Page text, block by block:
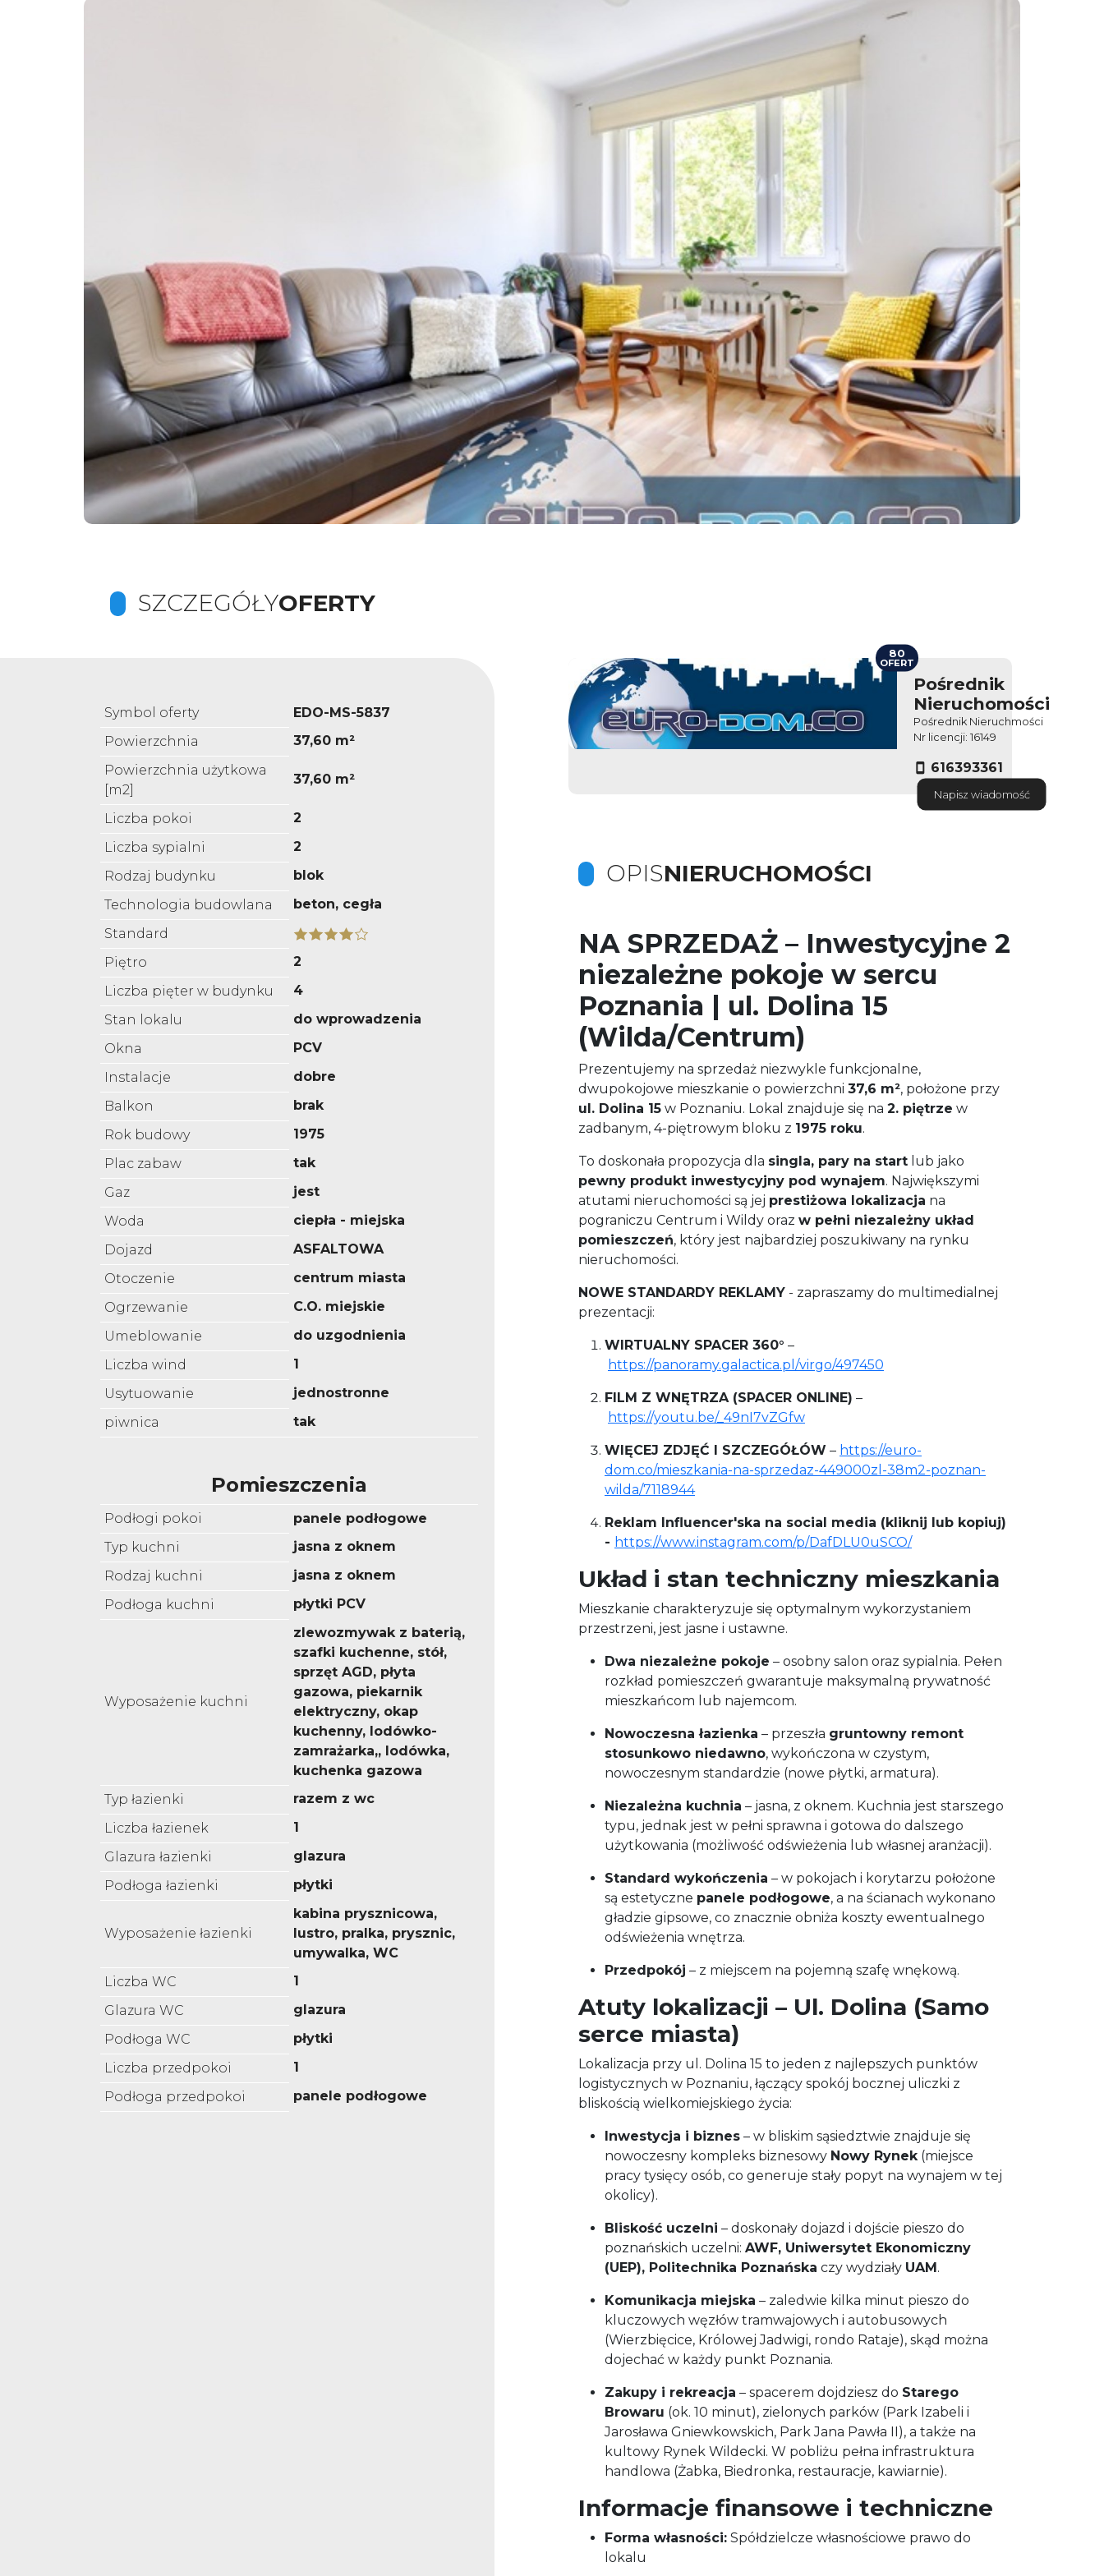
SZCZEGÓŁYOFERTY
Symbol oferty
EDO-MS-5837
Powierzchnia
37,60 m²
Powierzchnia użytkowa
[m2]
37,60 m²
Liczba pokoi
2
Liczba sypialni
2
Rodzaj budynku
blok
Technologia budowlana
beton, cegła
Standard
Piętro
2
Liczba pięter w budynku
4
Stan lokalu
do wprowadzenia
Okna
PCV
Instalacje
dobre
Balkon
brak
Rok budowy
1975
Plac zabaw
tak
Gaz
jest
Woda
ciepła - miejska
Dojazd
ASFALTOWA
Otoczenie
centrum miasta
Ogrzewanie
C.O. miejskie
Umeblowanie
do uzgodnienia
Liczba wind
1
Usytuowanie
jednostronne
piwnica
tak
Pomieszczenia
Podłogi pokoi
panele podłogowe
Typ kuchni
jasna z oknem
Rodzaj kuchni
jasna z oknem
Podłoga kuchni
płytki PCV
Wyposażenie kuchni
zlewozmywak z baterią,
szafki kuchenne, stół,
sprzęt AGD, płyta
gazowa, piekarnik
elektryczny, okap
kuchenny, lodówko-
zamrażarka,, lodówka,
kuchenka gazowa
Typ łazienki
razem z wc
Liczba łazienek
1
Glazura łazienki
glazura
Podłoga łazienki
płytki
Wyposażenie łazienki
kabina prysznicowa,
lustro, pralka, prysznic,
umywalka, WC
Liczba WC
1
Glazura WC
glazura
Podłoga WC
płytki
Liczba przedpokoi
1
Podłoga przedpokoi
panele podłogowe
Pośrednik
Nieruchomości
Pośrednik Nieruchmości
Nr licencji: 16149
616393361
Napisz wiadomość
80
OFERT
OPISNIERUCHOMOŚCI
NA SPRZEDAŻ – Inwestycyjne 2
niezależne pokoje w sercu
Poznania | ul. Dolina 15
(Wilda/Centrum)
Prezentujemy na sprzedaż niezwykle funkcjonalne,
dwupokojowe mieszkanie o powierzchni 37,6 m², położone przy
ul. Dolina 15 w Poznaniu. Lokal znajduje się na 2. piętrze w
zadbanym, 4-piętrowym bloku z 1975 roku.
To doskonała propozycja dla singla, pary na start lub jako
pewny produkt inwestycyjny pod wynajem. Największymi
atutami nieruchomości są jej prestiżowa lokalizacja na
pograniczu Centrum i Wildy oraz w pełni niezależny układ
pomieszczeń, który jest najbardziej poszukiwany na rynku
nieruchomości.
NOWE STANDARDY REKLAMY - zapraszamy do multimedialnej
prezentacji:
WIRTUALNY SPACER 360° –
https://panoramy.galactica.pl/virgo/497450
FILM Z WNĘTRZA (SPACER ONLINE) –
https://youtu.be/_49nI7vZGfw
WIĘCEJ ZDJĘĆ I SZCZEGÓŁÓW – https://euro-
dom.co/mieszkania-na-sprzedaz-449000zl-38m2-poznan-
wilda/7118944
Reklam Influencer'ska na social media (kliknij lub kopiuj)
- https://www.instagram.com/p/DafDLU0uSCO/
Układ i stan techniczny mieszkania
Mieszkanie charakteryzuje się optymalnym wykorzystaniem
przestrzeni, jest jasne i ustawne.
Dwa niezależne pokoje – osobny salon oraz sypialnia. Pełen
rozkład pomieszczeń gwarantuje maksymalną prywatność
mieszkańcom lub najemcom.
Nowoczesna łazienka – przeszła gruntowny remont
stosunkowo niedawno, wykończona w czystym,
nowoczesnym standardzie (nowe płytki, armatura).
Niezależna kuchnia – jasna, z oknem. Kuchnia jest starszego
typu, jednak jest w pełni sprawna i gotowa do dalszego
użytkowania (możliwość odświeżenia lub własnej aranżacji).
Standard wykończenia – w pokojach i korytarzu położone
są estetyczne panele podłogowe, a na ścianach wykonano
gładzie gipsowe, co znacznie obniża koszty ewentualnego
odświeżenia wnętrza.
Przedpokój – z miejscem na pojemną szafę wnękową.
Atuty lokalizacji – Ul. Dolina (Samo
serce miasta)
Lokalizacja przy ul. Dolina 15 to jeden z najlepszych punktów
logistycznych w Poznaniu, łączący spokój bocznej uliczki z
bliskością wielkomiejskiego życia:
Inwestycja i biznes – w bliskim sąsiedztwie znajduje się
nowoczesny kompleks biznesowy Nowy Rynek(miejsce
pracy tysięcy osób, co generuje stały popyt na wynajem w tej
okolicy).
Bliskość uczelni – doskonały dojazd i dojście pieszo do
poznańskich uczelni: AWF, Uniwersytet Ekonomiczny
(UEP), Politechnika Poznańska czy wydziały UAM .
Komunikacja miejska – zaledwie kilka minut pieszo do
kluczowych węzłów tramwajowych i autobusowych
(Wierzbięcice, Królowej Jadwigi, rondo Rataje), skąd można
dojechać w każdy punkt Poznania.
Zakupy i rekreacja – spacerem dojdziesz do Starego
Browaru (ok. 10 minut), zielonych parków (Park Izabeli i
Jarosława Gniewkowskich, Park Jana Pawła II), a także na
kultowy Rynek Wildecki. W pobliżu pełna infrastruktura
handlowa (Żabka, Biedronka, restauracje, kawiarnie).
Informacje finansowe i techniczne
Forma własności: Spółdzielcze własnościowe prawo do
lokalu